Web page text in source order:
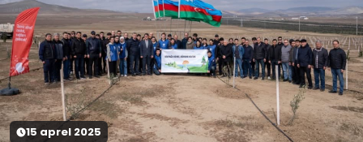
15 aprel 2025